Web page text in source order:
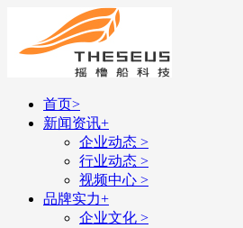
首页>
新闻资讯+
企业动态 >
行业动态 >
视频中心 >
品牌实力+
企业文化 >